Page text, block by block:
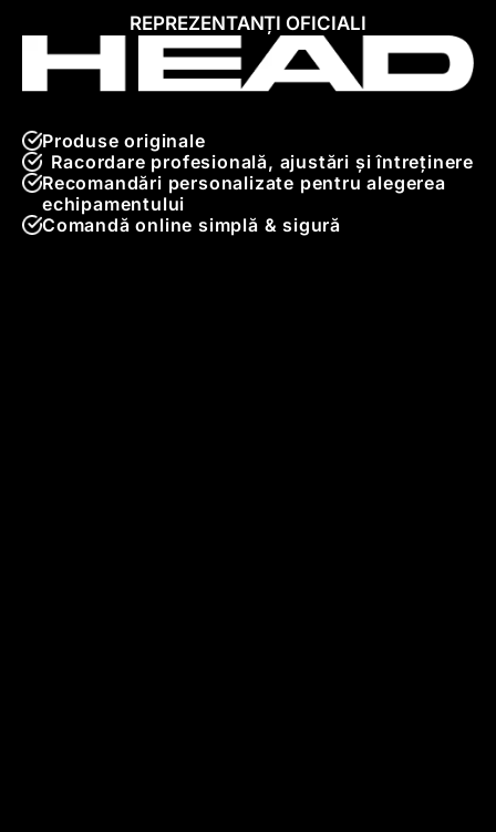
REPREZENTANȚI OFICIALI
Produse originale
Racordare profesională, ajustări și întreținere
Recomandări personalizate pentru alegerea
echipamentului
Comandă online simplă & sigură